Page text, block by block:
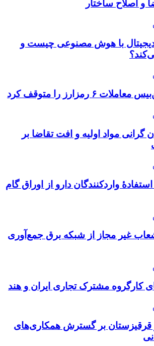
و اصلاح ساختار
دیجیتال با هوش مصنوعی چیست و
۶ رمزارز را متوقف کرد
مواد اولیه و افت تقاضا بر
واردکنندگان دارو از اوراق گام
انشعاب غیر مجاز از شبکه برق جمع‌آوری
کارگروه مشترک تجاری ایران و هند
و قرقیزستان بر گسترش همکاری‌های